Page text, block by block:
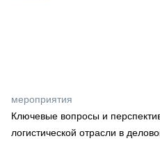
СПЕЦПРОЕКТЫ
МЕРОПРИЯТИЯ
мероприятия
Ключевые вопросы и
логистической отрасли в